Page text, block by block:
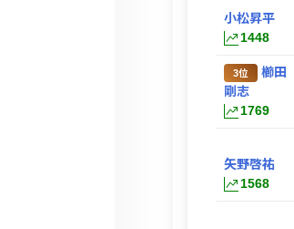
小松昇平
1448
3位
櫛田
剛志
1769
矢野啓祐
1568